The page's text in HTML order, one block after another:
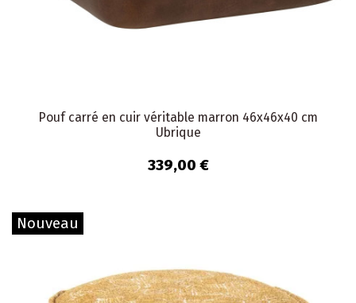
Pouf carré en cuir véritable marron 46x46x40 cm
Ubrique
339,00 €
Nouveau